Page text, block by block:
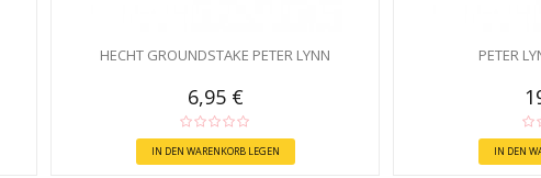
HECHT GROUNDSTAKE PETER LYNN
6,95 €
IN DEN WARENKORB LEGEN
PETER
IN DEN